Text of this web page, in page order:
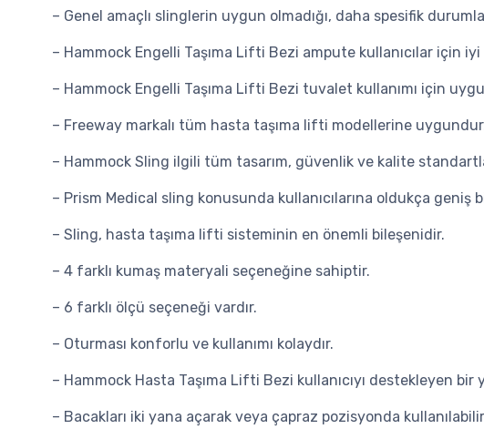
– Genel amaçlı slinglerin uygun olmadığı, daha spesifik
– Hammock Engelli Taşıma Lifti Bezi ampute kullanıcılar için
– Hammock Engelli Taşıma Lifti Bezi tuvalet kullanımı için
– Freeway markalı tüm hasta taşıma lifti modellerine
– Hammock Sling ilgili tüm tasarım, güvenlik ve kalite
– Prism Medical sling konusunda kullanıcılarına oldukça
– Sling, hasta taşıma lifti sisteminin en önemli bileşenidir.
– 4 farklı kumaş materyali seçeneğine sahiptir.
– 6 farklı ölçü seçeneği vardır.
– Oturması konforlu ve kullanımı kolaydır.
– Hammock Hasta Taşıma Lifti Bezi kullanıcıyı destekleyen bir
– Bacakları iki yana açarak veya çapraz pozisyonda